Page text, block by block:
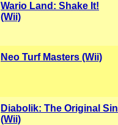
Wario Land: Shake It!
(Wii)
Neo Turf Masters (Wii)
Diabolik: The Original Sin
(Wii)